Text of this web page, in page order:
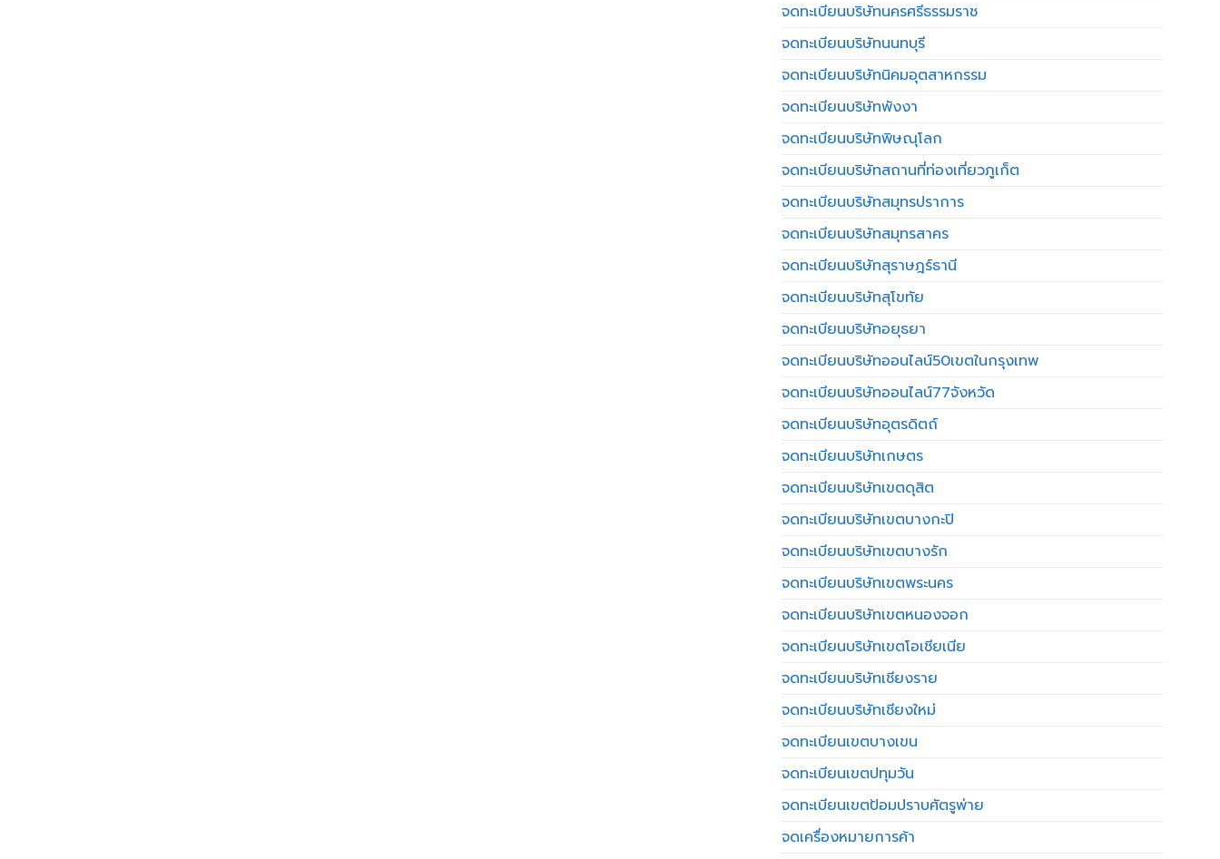
จดทะเบียนบริษัทนครศรีธรรมราช
จดทะเบียนบริษัทนนทบุรี
จดทะเบียนบริษัทนิคมอุตสาหกรรม
จดทะเบียนบริษัทพังงา
จดทะเบียนบริษัทพิษณุโลก
จดทะเบียนบริษัทสถานที่ท่องเที่ยวภูเก็ต
จดทะเบียนบริษัทสมุทรปราการ
จดทะเบียนบริษัทสมุทรสาคร
จดทะเบียนบริษัทสุราษฎร์ธานี
จดทะเบียนบริษัทสุโขทัย
จดทะเบียนบริษัทอยุธยา
จดทะเบียนบริษัทออนไลน์50เขตในกรุงเทพ
จดทะเบียนบริษัทออนไลน์77จังหวัด
จดทะเบียนบริษัทอุตรดิตถ์
จดทะเบียนบริษัทเกษตร
จดทะเบียนบริษัทเขตดุสิต
จดทะเบียนบริษัทเขตบางกะปิ
จดทะเบียนบริษัทเขตบางรัก
จดทะเบียนบริษัทเขตพระนคร
จดทะเบียนบริษัทเขตหนองจอก
จดทะเบียนบริษัทเขตโอเชียเนีย
จดทะเบียนบริษัทเชียงราย
จดทะเบียนบริษัทเชียงใหม่
จดทะเบียนเขตบางเขน
จดทะเบียนเขตปทุมวัน
จดทะเบียนเขตป้อมปราบศัตรูพ่าย
จดเครื่องหมายการค้า